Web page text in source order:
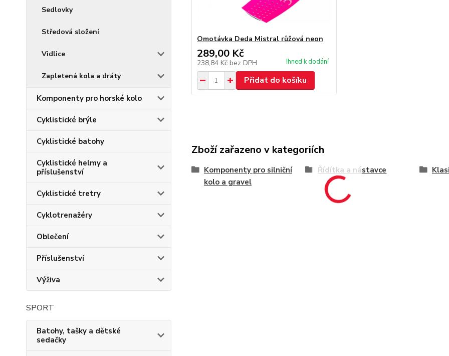
Sedlovky
Středová složení
Vidlice
Zapletená kola a dráty
Komponenty pro horské kolo
Cyklistické brýle
Cyklistické batohy
Cyklistické helmy a
příslušenství
Cyklistické tretry
Cyklotrenažéry
Oblečení
Příslušenství
Výživa
SPORT
Batohy, tašky a dětské
sedačky
Omotávka Deda Mistral růžová neon
289,00 Kč
238,84 Kč bez DPH Ihned k dodání
Přidat do košíku
Zboží zařazeno v kategoriích
Komponenty pro silniční
kolo a gravel
Řídítka a nástavce